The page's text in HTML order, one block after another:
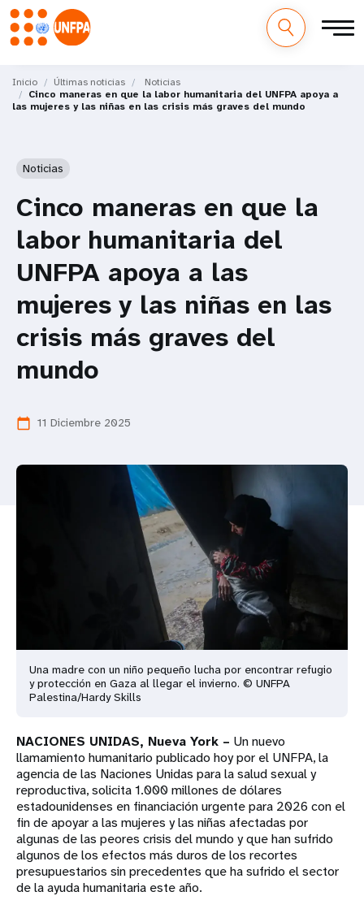
contenido
principal
M
a
Inicio Últimas noticias
Noticias
Cinco maneras en que la labor humanitaria del UNFPA apoya a
las mujeres y las niñas en las crisis más graves del mundo
Noticias
Cinco maneras en que la
labor humanitaria del
UNFPA apoya a las
mujeres y las niñas en las
crisis más graves del
mundo
calendar_today 11 Diciembre 2025
Una madre con un niño pequeño lucha por encontrar refugio
y protección en Gaza al llegar el invierno. © UNFPA
Palestina/Hardy Skills
NACIONES UNIDAS, Nueva York – Un nuevo
llamamiento humanitario publicado hoy por el UNFPA, la
agencia de las Naciones Unidas para la salud sexual y
reproductiva, solicita 1.000 millones de dólares
estadounidenses en financiación urgente para 2026 con el
fin de apoyar a las mujeres y las niñas afectadas por
algunas de las peores crisis del mundo y que han sufrido
algunos de los efectos más duros de los recortes
presupuestarios sin precedentes que ha sufrido el sector
de la ayuda humanitaria este año.